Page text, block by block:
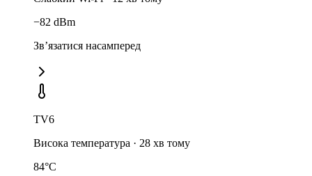
−82 dBm
Зв’язатися насамперед
TV6
Висока температура · 28 хв тому
84°C